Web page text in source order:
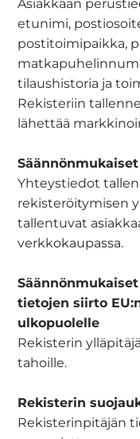
Asiakkaan
etunimi,
postitoimipaikka,
tilaushistoria ja
Rekisteriin
lähettää
Yhteystiedot
rekisteröitymisen
tallentuvat
verkkokaupassa.
tietojen siirto
ulkopuolelle
Rekisterin
tahoille.
Rekisterin
Rekisterinpitäjän